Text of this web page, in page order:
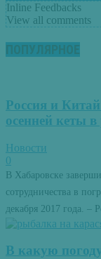
Inline Feedbacks
View all comments
ПОПУЛЯРНОЕ
Россия и
осенней кеты
Новости
0
В Хабаровске
сотрудничества в
декабря 2017 года. –
В какую